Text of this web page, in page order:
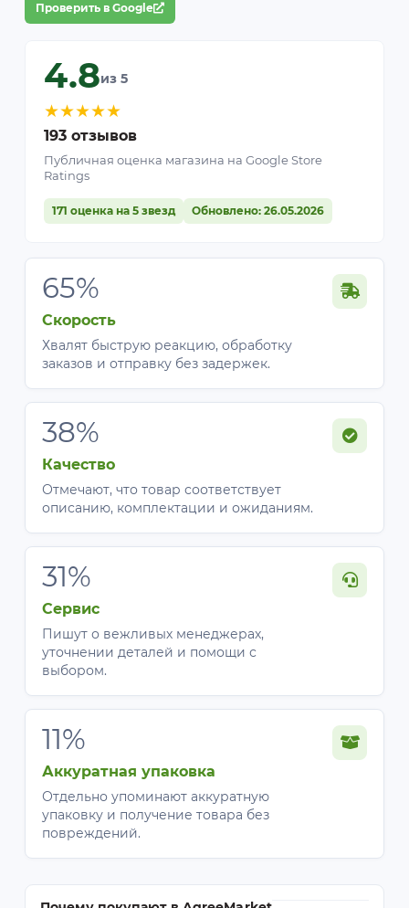
Проверить в Google
4.8из 5
★★★★★
193 отзывов
Публичная оценка магазина на Google Store
Ratings
171 оценка на 5 звезд Обновлено: 26.05.2026
65%
Скорость
Хвалят быструю реакцию, обработку
заказов и отправку без задержек.
38%
Качество
Отмечают, что товар соответствует
описанию, комплектации и ожиданиям.
31%
Сервис
Пишут о вежливых менеджерах,
уточнении деталей и помощи с
выбором.
11%
Аккуратная упаковка
Отдельно упоминают аккуратную
упаковку и получение товара без
повреждений.